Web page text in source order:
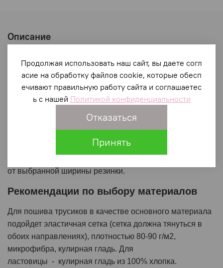
Описание
Что входит в комплект выкройки
Пошаговая инструкция с фотографиями и
подробным описанием технологии пошива на
швейной машинке без оверлока
Выкройка для печати на принтере в формате А4
можно обработать широкой резинкой или отделочной
от выбранной ширины резинки.
Рекомендации по выбору материалов
Для пошива трусиков в качестве основного материала
подойдет эластичная сетка (сетка должна тянуться в
обоих направлениях), плотностью 80-90 г/м2,
микрофибра, кулирная гладь. Для
ластовицы - кулирная гладь из 100% хлопка.
Продолжая использовать наш сайт, вы даете согл
асие на обработку файлов cookie, которые обесп
ечивают правильную работу сайта и соглашаетес
ь с нашей Политикой конфиденциальности
Отказаться
Принять